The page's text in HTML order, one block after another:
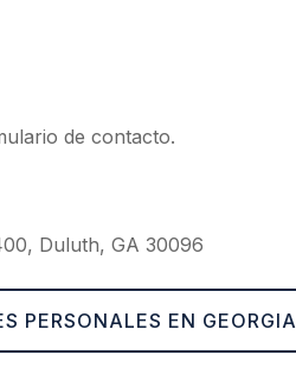
de contacto.
Duluth, GA 30096
PERSONALES EN GEORGIA